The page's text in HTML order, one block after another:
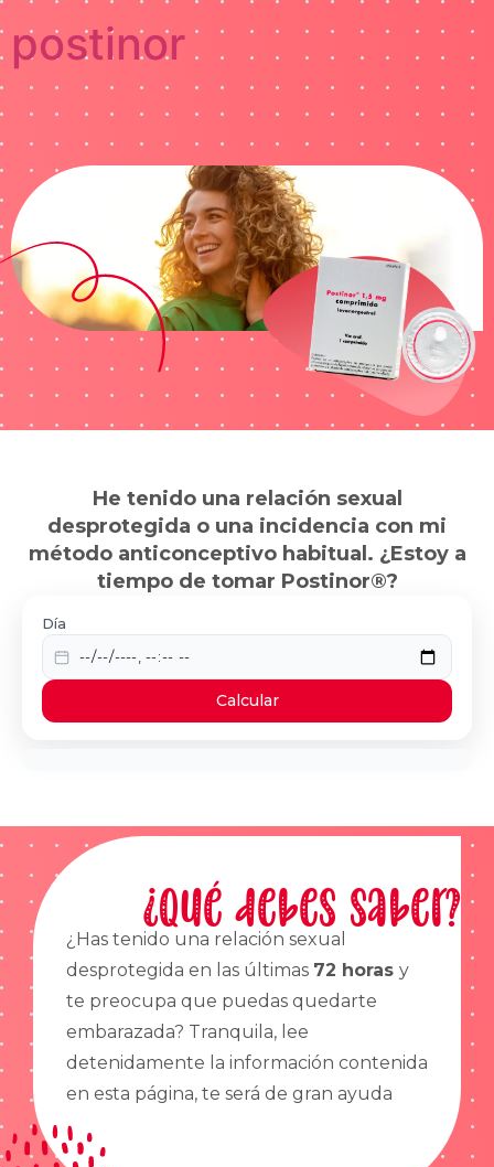
postinor
He tenido una relación sexual
desprotegida o una incidencia con mi
método anticonceptivo habitual. ¿Estoy a
tiempo de tomar Postinor®?
Día
Calcular
¿Qué debes saber?
¿Has tenido una relación sexual
desprotegida en las últimas 72 horas y
te preocupa que puedas quedarte
embarazada? Tranquila, lee
detenidamente la información contenida
en esta página, te será de gran ayuda